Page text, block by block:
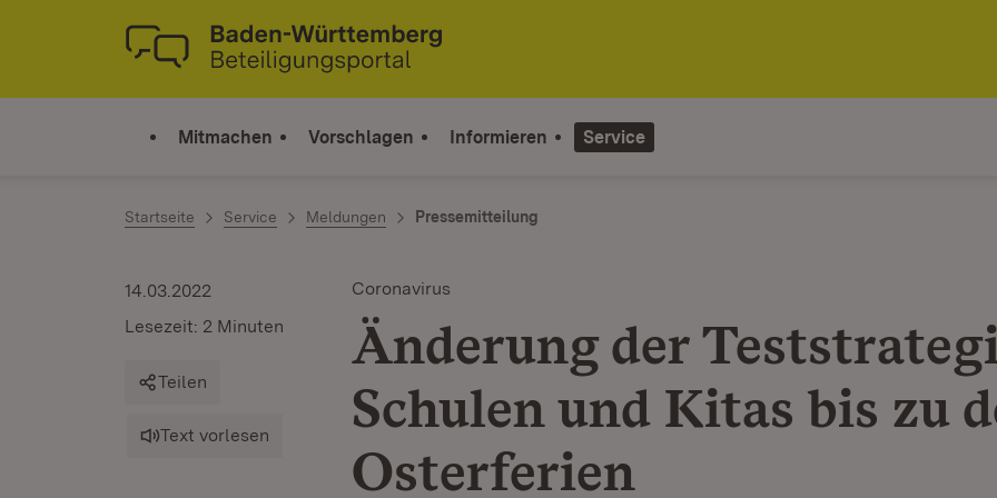
Zum Inhalt springen
Link zur Startseite
Mitmachen Vorschlagen Informieren Service
Startseite Service Meldungen Pressemitteilung
Coronavirus
Änderung der
Schulen und Kitas bis zu
Osterferien
14.03.2022
Lesezeit: 2 Minuten
Teilen
Text vorlesen